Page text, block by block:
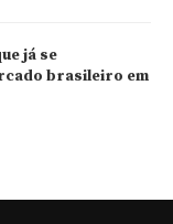
já se
brasileiro em